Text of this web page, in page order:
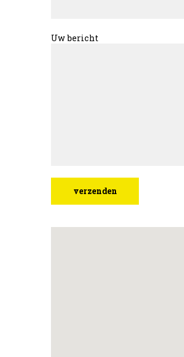
Uw bericht